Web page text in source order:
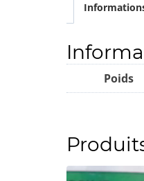
Poids